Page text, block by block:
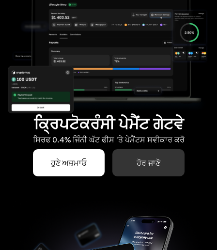
ਕ੍ਰਿਪਟੋਕਰੰਸੀ ਪੇਮੈਂਟ ਗੇਟਵੇ
ਸਿਰਫ 0.4% ਜਿੰਨੀ ਘੱਟ ਫੀਸ 'ਤੇ ਪੇਮੈਂਟਸ ਸਵੀਕਾਰ ਕਰੋ
ਹੁਣੇ ਅਜ਼ਮਾਓ ਹੋਰ ਜਾਣੋ